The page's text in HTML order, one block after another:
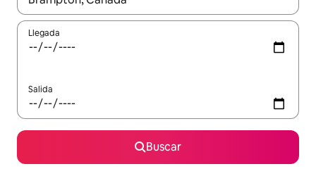
Llegada
Salida
Buscar